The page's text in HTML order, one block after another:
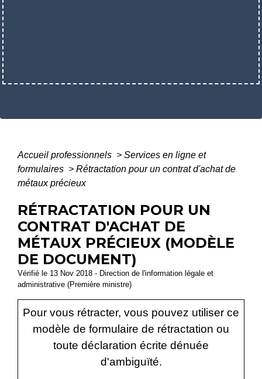
Accueil professionnels > Services en ligne et
formulaires > Rétractation pour un contrat d'achat de
métaux précieux
RÉTRACTATION POUR UN
CONTRAT D'ACHAT DE
MÉTAUX PRÉCIEUX (MODÈLE
DE DOCUMENT)
Vérifié le 13 Nov 2018 - Direction de l'information légale et
administrative (Première ministre)
Pour vous rétracter, vous pouvez utiliser ce
modèle de formulaire de rétractation ou
toute déclaration écrite dénuée
d'ambiguïté.